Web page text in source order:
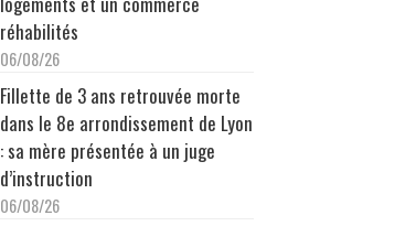
réhabilités
06/08/26
Fillette de 3 ans retrouvée morte
dans le 8e arrondissement de Lyon
: sa mère présentée à un juge
d’instruction
06/08/26